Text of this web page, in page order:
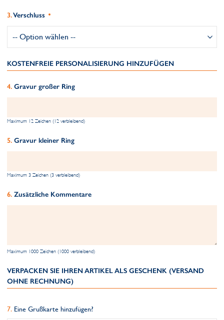
Verschluss
KOSTENFREIE PERSONALISIERUNG HINZUFÜGEN
Gravur großer Ring
Maximum 12 Zeichen (12 verbleibend)
Gravur kleiner Ring
Maximum 3 Zeichen (3 verbleibend)
Zusätzliche Kommentare
Maximum 1000 Zeichen (1000 verbleibend)
VERPACKEN SIE IHREN ARTIKEL ALS GESCHENK (VERSAND
OHNE RECHNUNG)
Eine Grußkarte hinzufügen?